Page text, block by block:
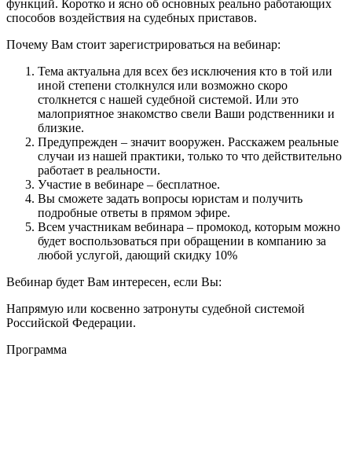
функций. Коротко и ясно об основных реально работающих
способов воздействия на судебных приставов.
Почему Вам стоит зарегистрироваться на вебинар:
Тема актуальна для всех без исключения кто в той или
иной степени столкнулся или возможно скоро
столкнется с нашей судебной системой. Или это
малоприятное знакомство свели Ваши родственники и
близкие.
Предупрежден – значит вооружен. Расскажем реальные
случаи из нашей практики, только то что действительно
работает в реальности.
Участие в вебинаре – бесплатное.
Вы сможете задать вопросы юристам и получить
подробные ответы в прямом эфире.
Всем участникам вебинара – промокод, которым можно
будет воспользоваться при обращении в компанию за
любой услугой, дающий скидку 10%
Вебинар будет Вам интересен, если Вы:
Напрямую или косвенно затронуты судебной системой
Российской Федерации.
Программа